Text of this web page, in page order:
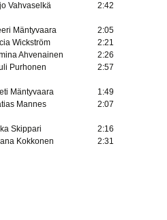
Vahvaselkä 2:42
Mäntyvaara
2:05
Wickström
2:21
Ahvenainen
2:26
Purhonen 2:57
Mäntyvaara
1:49
Mannes 2:07
Skippari
2:16
Kokkonen 2:31